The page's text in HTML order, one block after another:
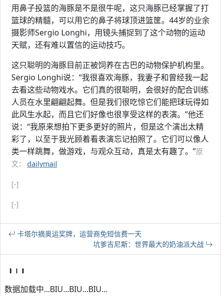
用鼻子投篮的海豚是不是很牛呢，这只海豚已经掌握了打
篮球的精髓，可以用它的鼻子将球顶进篮筐。44岁的业余
摄影师Sergio Longhi，用镜头捕捉到了这个动物的运动
天赋，还有难以置信的运动技巧。
这只聪明的海豚目前正被饲养在古巴的动物保护机构里。
Sergio Longhi说：“我很喜欢海豚，我妻子和曾经我一起
去看这些动物戏水。它们真的很聪明，会很好的配合训练
人员在水里翩翩起舞。但是我们很吃惊它们能把球玩得如
此风生水起，而且它们好像也很享受这样的表演。”他还
说：“我原来想拍下更多更好的照片，但是这个演出太精
彩了，以至于我光顾着看表演忘记拍照了。它们可以像人
类一样跳舞，做游戏，与观众互动，真是太有趣了。”原
文： dailymail
[-]
[-]
卡塔尔摘奥运奖牌，运营商免短信费一天
坑爹吉尼斯：世界最大的奶油派大战
数据加载中...BIU...BIU...BIU...